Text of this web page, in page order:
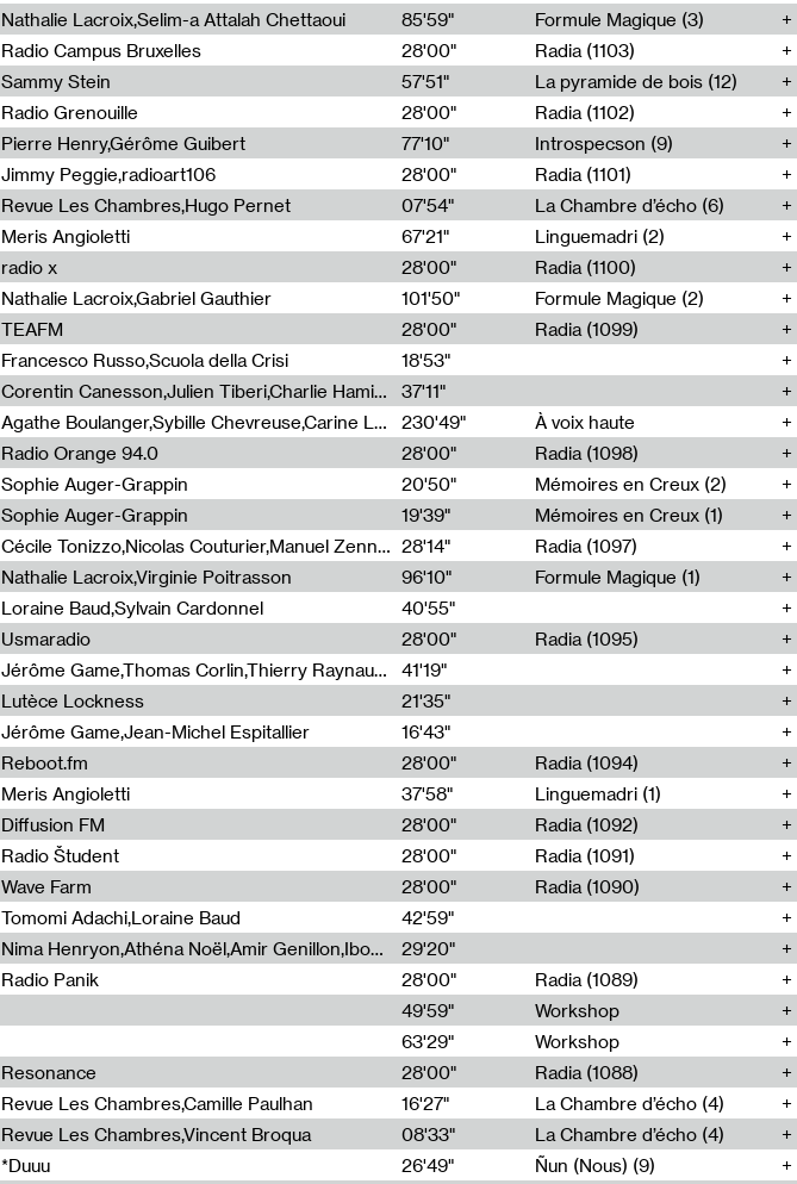
Nathalie Lacroix,Selim-a Attalah Chettaoui 85'59"
Formule Magique (3)
Radio Campus Bruxelles 28'00"
Radia (1103)
Sammy Stein 57'51"
La pyramide de bois (12)
Radio Grenouille 28'00"
Radia (1102)
Pierre Henry,Gérôme Guibert 77'10"
Introspecson (9)
Jimmy Peggie,radioart106 28'00"
Radia (1101)
Revue Les Chambres,Hugo Pernet 07'54"
La Chambre d’écho (6)
Meris Angioletti 67'21"
Linguemadri (2)
radio x 28'00"
Radia (1100)
Nathalie Lacroix,Gabriel Gauthier 101'50"
Formule Magique (2)
TEAFM 28'00"
Radia (1099)
Francesco Russo,Scuola della Crisi
18'53"
Corentin Canesson,Julien Tiberi,Charlie Hamish Jeffery
37'11"
Agathe Boulanger,Sybille Chevreuse,Carine Lendrin,Léna Monnier,Graziela Susin,Camille Zuber 230'49"
À voix haute
Radio Orange 94.0 28'00"
Radia (1098)
Sophie Auger-Grappin 20'50"
Mémoires en Creux (2)
Sophie Auger-Grappin 19'39"
Mémoires en Creux (1)
Cécile Tonizzo,Nicolas Couturier,Manuel Zenner,Aquila Lescene,Curtis Coco,Cyril Magnier 28'14"
Radia (1097)
Nathalie Lacroix,Virginie Poitrasson 96'10"
Formule Magique (1)
Loraine Baud,Sylvain Cardonnel
40'55"
Usmaradio 28'00"
Radia (1095)
Jérôme Game,Thomas Corlin,Thierry Raynaud,Hubert Colas
41'19"
Lutèce Lockness
21'35"
Jérôme Game,Jean-Michel Espitallier
16'43"
Reboot.fm 28'00"
Radia (1094)
Meris Angioletti 37'58"
Linguemadri (1)
Diffusion FM 28'00"
Radia (1092)
Radio Študent 28'00"
Radia (1091)
Wave Farm 28'00"
Radia (1090)
Tomomi Adachi,Loraine Baud
42'59"
Nima Henryon,Athéna Noël,Amir Genillon,Ibourayane Ahmadi,Manelle Cherrih,Honorine Gibello,John Weeber,Manon Joseph
29'20"
Radio Panik 28'00"
Radia (1089)
49'59"
Workshop
63'29"
Workshop
Resonance 28'00"
Radia (1088)
Revue Les Chambres,Camille Paulhan 16'27"
La Chambre d’écho (4)
Revue Les Chambres,Vincent Broqua 08'33"
La Chambre d’écho (4)
*Duuu 26'49"
Ñun (Nous) (9)